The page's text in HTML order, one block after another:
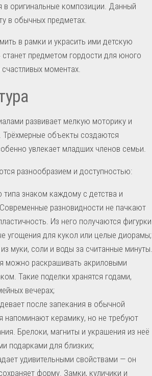
в оригинальные композиции. Данный
в обычных предметах.
в рамки и украсить ими детскую
предметом гордости для юного
моментах.
развивает мелкую моторику и
объекты создаются
увлекает младших членов семьи.
разнообразием и доступностью:
типа знаком каждому с детства и
разновидности не пачкают
Из него получаются фигурки
угощения для кукол или целые диорамы;
муки, соли и воды за считанные минуты.
можно раскрашивать акриловыми
Такие поделки хранятся годами,
вечерах;
после запекания в обычной
напоминают керамику, но не требуют
Брелоки, магниты и украшения из неё
подарками для близких;
удивительными свойствами — он
форму. Замки, куличики и